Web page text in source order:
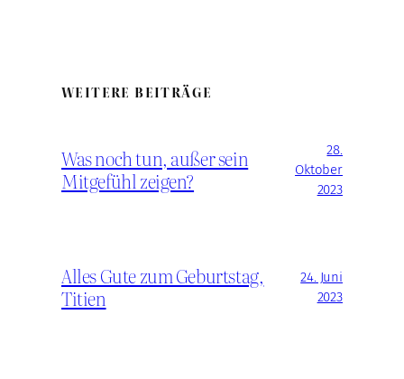
WEITERE BEITRÄGE
Was noch tun, außer sein
Mitgefühl zeigen?
28.
Oktober
2023
Alles Gute zum Geburtstag,
Titien
24. Juni
2023